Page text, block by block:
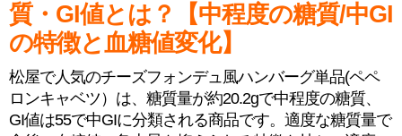
質・GI値とは？【中程度の糖質/中GI
の特徴と血糖値変化】
松屋で人気のチーズフォンデュ風ハンバーグ単品(ペペ
ロンキャベツ）は、糖質量が約20.2gで中程度の糖質、
GI値は55で中GIに分類される商品です。適度な糖質量で